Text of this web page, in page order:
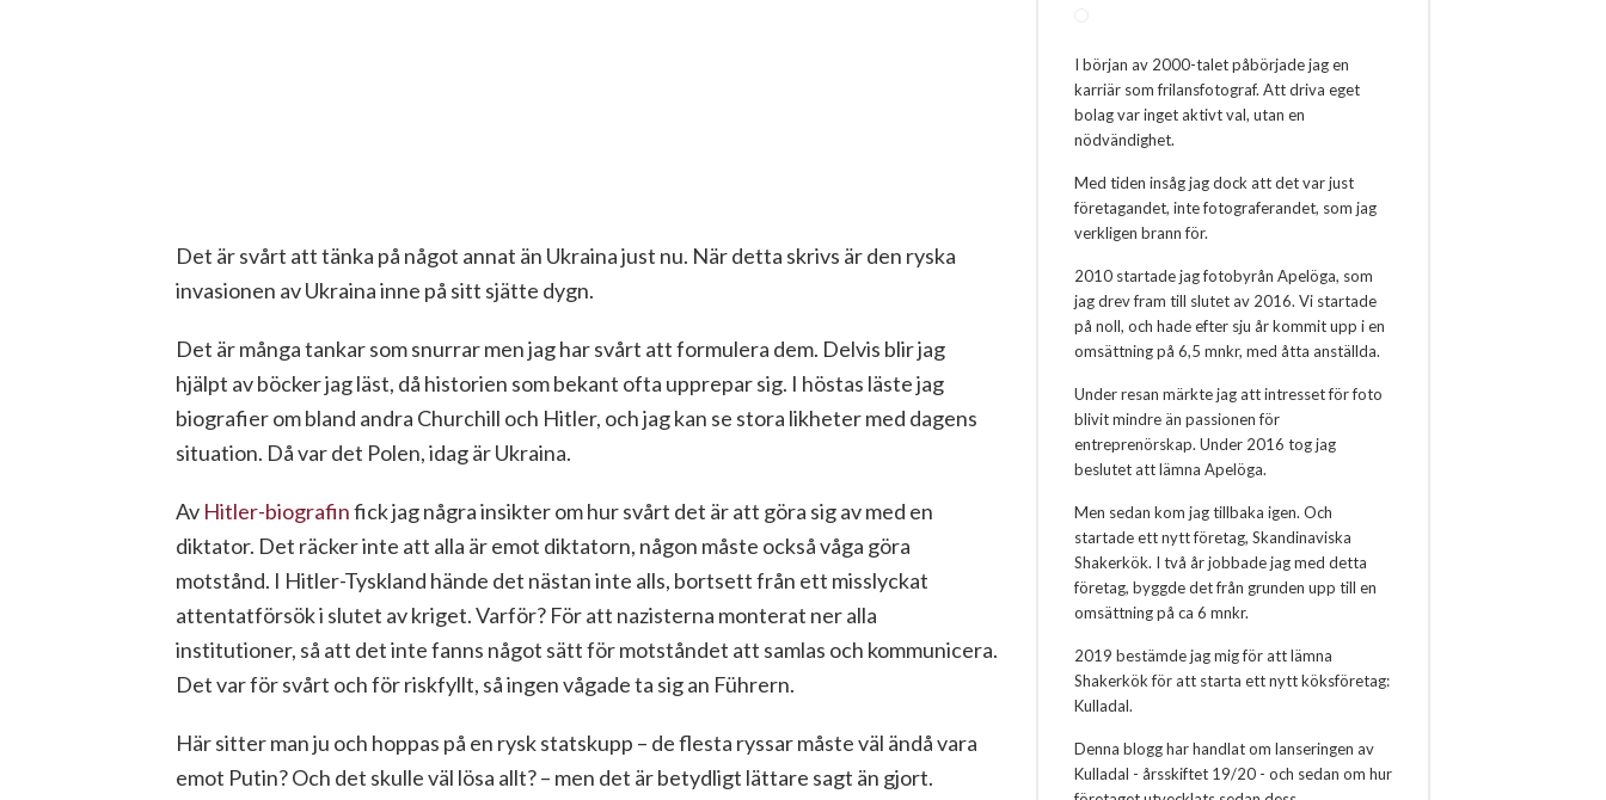
Det är svårt att tänka på något annat än Ukraina just nu. När detta skrivs är den ryska
invasionen av Ukraina inne på sitt sjätte dygn.
Det är många tankar som snurrar men jag har svårt att formulera dem. Delvis blir jag
hjälpt av böcker jag läst, då historien som bekant ofta upprepar sig. I höstas läste jag
biografier om bland andra Churchill och Hitler, och jag kan se stora likheter med dagens
situation. Då var det Polen, idag är Ukraina.
Av Hitler-biografinfick jag några insikter om hur svårt det är att göra sig av med en
diktator. Det räcker inte att alla är emot diktatorn, någon måste också våga göra
motstånd. I Hitler-Tyskland hände det nästan inte alls, bortsett från ett misslyckat
attentatförsök i slutet av kriget. Varför? För att nazisterna monterat ner alla
institutioner, så att det inte fanns något sätt för motståndet att samlas och kommunicera.
Det var för svårt och för riskfyllt, så ingen vågade ta sig an Führern.
Här sitter man ju och hoppas på en rysk statskupp – de flesta ryssar måste väl ändå vara
emot Putin? Och det skulle väl lösa allt? – men det är betydligt lättare sagt än gjort.
I början av 2000-talet påbörjade jag en
karriär som frilansfotograf. Att driva eget
bolag var inget aktivt val, utan en
nödvändighet.
Med tiden insåg jag dock att det var just
företagandet, inte fotograferandet, som jag
verkligen brann för.
2010 startade jag fotobyrån Apelöga, som
jag drev fram till slutet av 2016. Vi startade
på noll, och hade efter sju år kommit upp i en
omsättning på 6,5 mnkr, med åtta anställda.
Under resan märkte jag att intresset för foto
blivit mindre än passionen för
entreprenörskap. Under 2016 tog jag
beslutet att lämna Apelöga.
Men sedan kom jag tillbaka igen. Och
startade ett nytt företag, Skandinaviska
Shakerkök. I två år jobbade jag med detta
företag, byggde det från grunden upp till en
omsättning på ca 6 mnkr.
2019 bestämde jag mig för att lämna
Shakerkök för att starta ett nytt köksföretag:
Kulladal.
Denna blogg har handlat om lanseringen av
Kulladal - årsskiftet 19/20 - och sedan om hur